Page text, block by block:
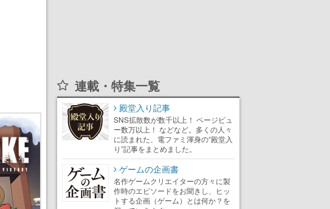
連載・特集一覧
殿堂入り記事
SNS拡散数が数千以上！ ページビュ
ー数万以上！ などなど。多くの人々
に読まれた、電ファミ渾身の“殿堂入
り”記事をまとめました。
ゲームの企画書
名作ゲームクリエイターの方々に製
作時のエピソードをお聞きし、ヒッ
トする企画（ゲーム）とは何か？を